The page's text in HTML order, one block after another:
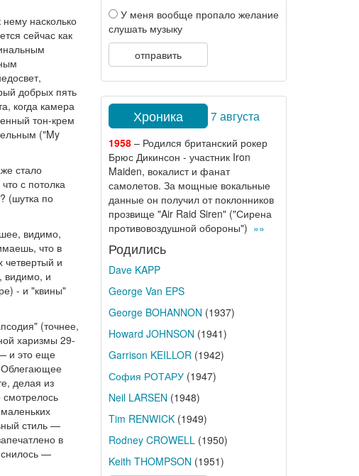
насколько
сейчас как
добрых пять
когда камера
тон-крем
("My
стало
с потолка
(шутка по
видимо,
что в
и
видимо, и
- и "квины"
(точнее,
харизмы 29-
и это еще
Облегающее
делая из
смотрелось
стиль —
в
—
У меня вообще пропало желание
слушать музыку
отправить
Хроника 7 августа
1958– Родился британский рокер
Брюс Дикинсон - участник Iron
Maiden, вокалист и фанат
самолетов. За мощные вокальные
данные он получил от поклонников
прозвище "Air Raid Siren" ("Сирена
противовоздушной обороны") »»
Родились
Dave KAPP
George Van EPS
George BOHANNON (1937)
Howard JOHNSON (1941)
Garrison KEILLOR(1942)
София РОТАРУ(1947)
Neil LARSEN (1948)
Tim RENWICK(1949)
Rodney CROWELL(1950)
Keith THOMPSON (1951)